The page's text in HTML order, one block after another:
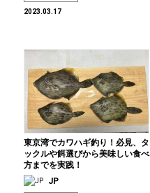
2023.03.17
東京湾でカワハギ釣り！必見、タ
ックルや餌選びから美味しい食べ
方までを実践！
JP